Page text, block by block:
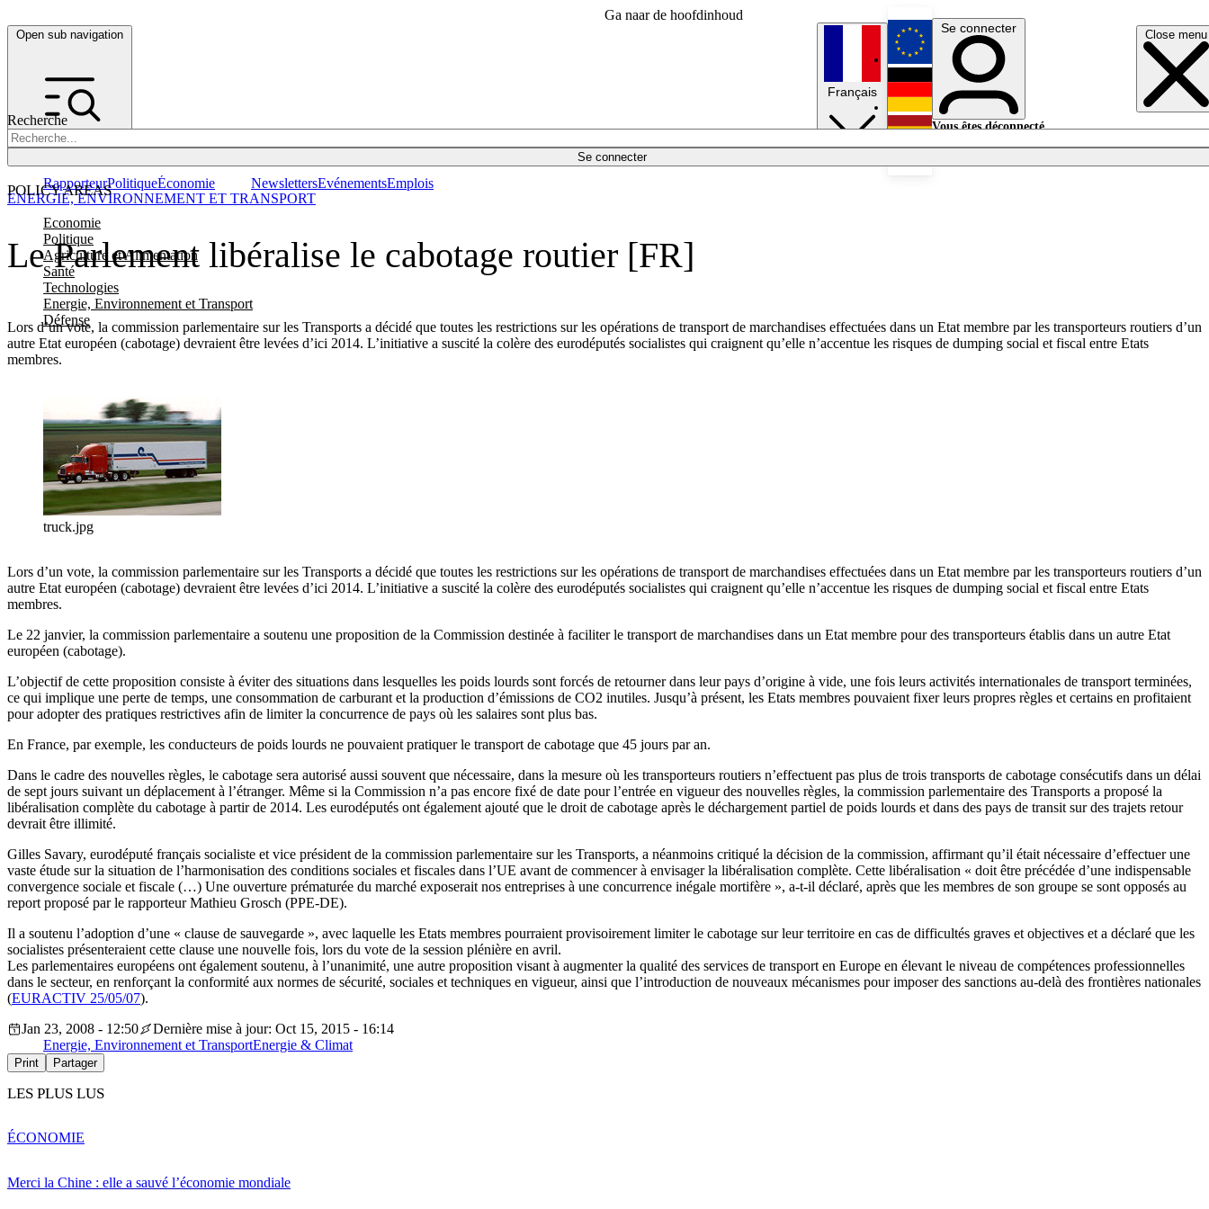
Ga naar de hoofdinhoud
Open sub navigation Close menu
Recherche
Se connecter
POLICY AREAS
Economie
Politique
Agriculture et Alimentation
Santé
Technologies
Energie, Environnement et Transport
Défense
RapporteurPolitiqueÉconomie NewslettersEvénementsEmplois
Français
English
Deutsch
Se connecter
Vous êtes déconnecté.
Le Parlement libéralise le cabotage routier [FR]
Lors d’un vote, la commission parlementaire sur les Transports a décidé que toutes les restrictions sur les opérations de transport de marchandises effectuées dans un Etat membre par les transporteurs routiers d’un
autre Etat européen (cabotage) devraient être levées d’ici 2014. L’initiative a suscité la colère des eurodéputés socialistes qui craignent qu’elle n’accentue les risques de dumping social et fiscal entre Etats
membres.
ENERGIE, ENVIRONNEMENT ET TRANSPORT
truck.jpg
Lors d’un vote, la commission parlementaire sur les Transports a décidé que toutes les restrictions sur les opérations de transport de marchandises effectuées dans un Etat membre par les transporteurs routiers d’un
autre Etat européen (cabotage) devraient être levées d’ici 2014. L’initiative a suscité la colère des eurodéputés socialistes qui craignent qu’elle n’accentue les risques de dumping social et fiscal entre Etats
membres.
Le 22 janvier, la commission parlementaire a soutenu une proposition de la Commission destinée à faciliter le transport de marchandises dans un Etat membre pour des transporteurs établis dans un autre Etat
européen (cabotage).
L’objectif de cette proposition consiste à éviter des situations dans lesquelles les poids lourds sont forcés de retourner dans leur pays d’origine à vide, une fois leurs activités internationales de transport terminées,
ce qui implique une perte de temps, une consommation de carburant et la production d’émissions de CO2 inutiles. Jusqu’à présent, les Etats membres pouvaient fixer leurs propres règles et certains en profitaient
pour adopter des pratiques restrictives afin de limiter la concurrence de pays où les salaires sont plus bas.
En France, par exemple, les conducteurs de poids lourds ne pouvaient pratiquer le transport de cabotage que 45 jours par an.
Dans le cadre des nouvelles règles, le cabotage sera autorisé aussi souvent que nécessaire, dans la mesure où les transporteurs routiers n’effectuent pas plus de trois transports de cabotage consécutifs dans un délai
de sept jours suivant un déplacement à l’étranger. Même si la Commission n’a pas encore fixé de date pour l’entrée en vigueur des nouvelles règles, la commission parlementaire des Transports a proposé la
libéralisation complète du cabotage à partir de 2014. Les eurodéputés ont également ajouté que le droit de cabotage après le déchargement partiel de poids lourds et dans des pays de transit sur des trajets retour
devrait être illimité.
Gilles Savary, eurodéputé français socialiste et vice président de la commission parlementaire sur les Transports, a néanmoins critiqué la décision de la commission, affirmant qu’il était nécessaire d’effectuer une
vaste étude sur la situation de l’harmonisation des conditions sociales et fiscales dans l’UE avant de commencer à envisager la libéralisation complète. Cette libéralisation « doit être précédée d’une indispensable
convergence sociale et fiscale (…) Une ouverture prématurée du marché exposerait nos entreprises à une concurrence inégale mortifère », a-t-il déclaré, après que les membres de son groupe se sont opposés au
report proposé par le rapporteur Mathieu Grosch (PPE-DE).
Il a soutenu l’adoption d’une « clause de sauvegarde », avec laquelle les Etats membres pourraient provisoirement limiter le cabotage sur leur territoire en cas de difficultés graves et objectives et a déclaré que les
socialistes présenteraient cette clause une nouvelle fois, lors du vote de la session plénière en avril.
Les parlementaires européens ont également soutenu, à l’unanimité, une autre proposition visant à augmenter la qualité des services de transport en Europe en élevant le niveau de compétences professionnelles
dans le secteur, en renforçant la conformité aux normes de sécurité, sociales et techniques en vigueur, ainsi que l’introduction de nouveaux mécanismes pour imposer des sanctions au-delà des frontières nationales
(EURACTIV 25/05/07).
Jan 23, 2008 - 12:50
Dernière mise à jour: Oct 15, 2015 - 16:14
Energie, Environnement et TransportEnergie & Climat
Print Partager
LES PLUS LUS
Merci la Chine : elle a sauvé l’économie mondiale
ÉCONOMIE